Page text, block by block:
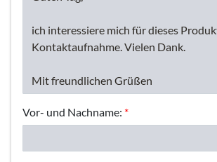
Vor- und Nachname: *